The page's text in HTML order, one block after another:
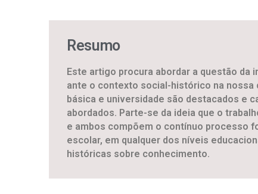
Resumo
Este artigo procura abordar a questão
ante o contexto social-histórico na
básica e universidade são destacados e
abordados. Parte-se da ideia que o
e ambos compõem o contínuo processo
escolar, em qualquer dos níveis
históricas sobre conhecimento.